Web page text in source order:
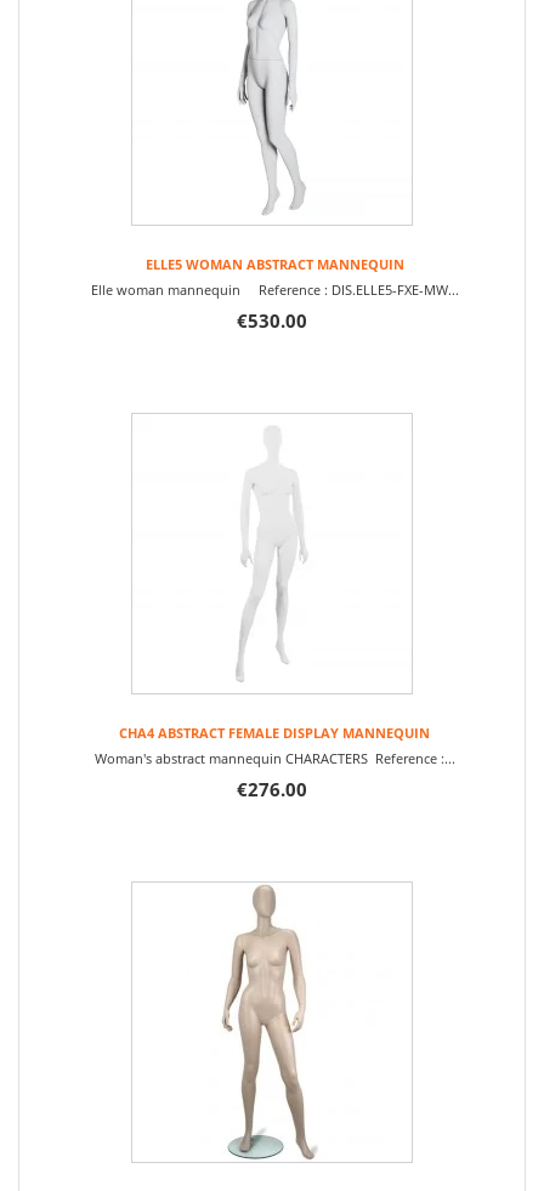
ELLE5 WOMAN ABSTRACT MANNEQUIN
Elle woman mannequin Reference : DIS.ELLE5-FXE-MW...
€530.00
CHA4 ABSTRACT FEMALE DISPLAY MANNEQUIN
Woman's abstract mannequin CHARACTERS Reference :...
€276.00